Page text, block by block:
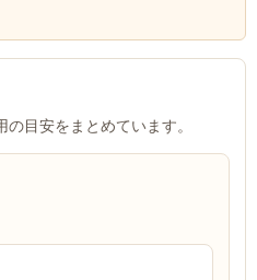
目安をまとめています。